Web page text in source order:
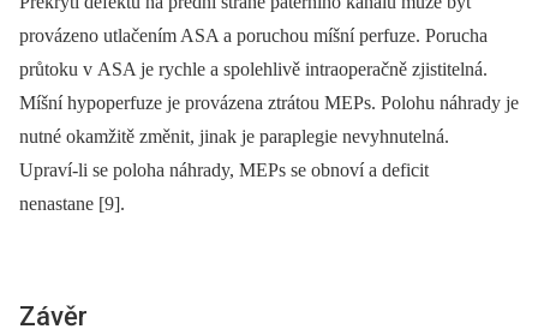
provázeno utlačením ASA a poruchou míšní perfuze. Porucha
průtoku v ASA je rychle a spolehlivě intraoperačně zjistitelná.
Míšní hypoperfuze je provázena ztrátou MEPs. Polohu náhrady je
nutné okamžitě změnit, jinak je paraplegie nevyhnutelná.
Upraví‑li se poloha náhrady, MEPs se obnoví a deficit
nenastane [9].
Závěr